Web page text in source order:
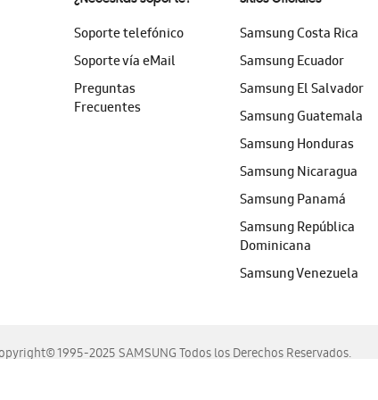
Soporte telefónico
Soporte vía eMail
Preguntas
Frecuentes
Samsung Costa Rica
Samsung Ecuador
Samsung El Salvador
Samsung Guatemala
Samsung Honduras
Samsung Nicaragua
Samsung Panamá
Samsung República
Dominicana
Samsung Venezuela
1995-2025 SAMSUNG Todos los Derechos Reservados.